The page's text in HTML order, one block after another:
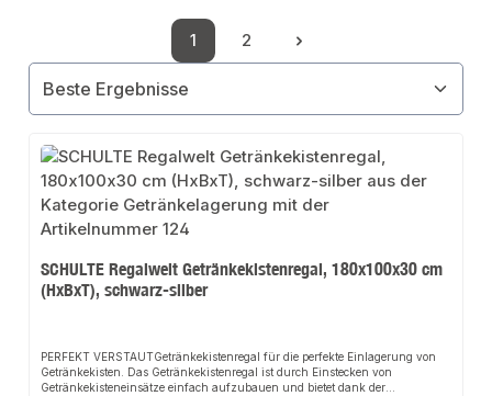
Seite
1
Seite
2
SCHULTE Regalwelt Getränkekistenregal, 180x100x30 cm
(HxBxT), schwarz-silber
PERFEKT VERSTAUTGetränkekistenregal für die perfekte Einlagerung von
Getränkekisten. Das Getränkekistenregal ist durch Einstecken von
Getränkekisteneinsätze einfach aufzubauen und bietet dank der